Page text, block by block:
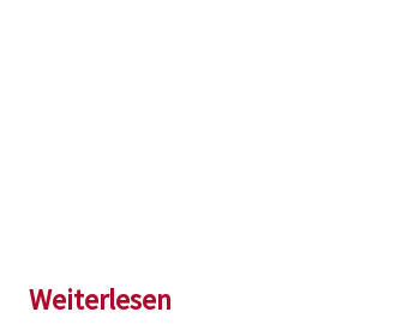
Weiterlesen